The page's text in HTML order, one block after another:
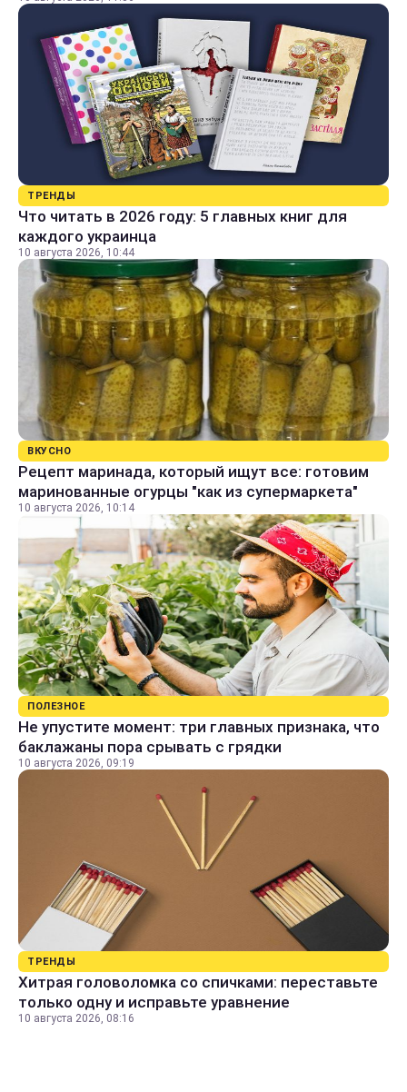
ТРЕНДЫ
Что читать в 2026 году: 5 главных книг для
каждого украинца
10 августа 2026, 10:44
ВКУСНО
Рецепт маринада, который ищут все: готовим
маринованные огурцы "как из супермаркета"
10 августа 2026, 10:14
ПОЛЕЗНОЕ
Не упустите момент: три главных признака, что
баклажаны пора срывать с грядки
10 августа 2026, 09:19
ТРЕНДЫ
Хитрая головоломка со спичками: переставьте
только одну и исправьте уравнение
10 августа 2026, 08:16